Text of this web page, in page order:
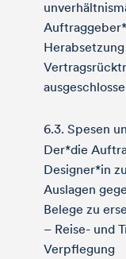
6.3. Spesen
Der*die
Designer*in
Auslagen
Belege zu
– Reise- und
Verpflegung